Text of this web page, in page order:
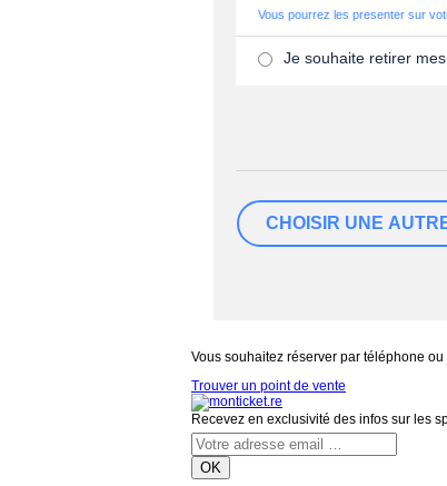
Vous pourrez les presenter sur
Je souhaite retirer
Vous souhaitez réserver par téléphone
Trouver un point de vente
Recevez en exclusivité des infos sur les
OK